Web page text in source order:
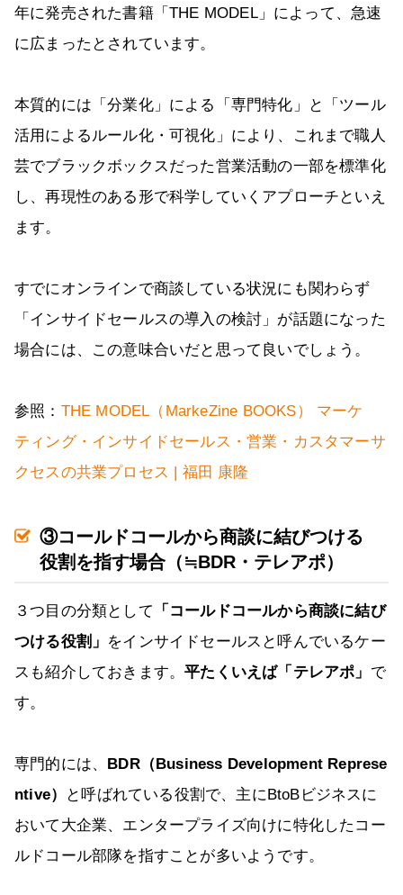
年に発売された書籍「THE MODEL」によって、急速
に広まったとされています。
本質的には「分業化」による「専門特化」と「ツール
活用によるルール化・可視化」により、これまで職人
芸でブラックボックスだった営業活動の一部を標準化
し、再現性のある形で科学していくアプローチといえ
ます。
すでにオンラインで商談している状況にも関わらず
「インサイドセールスの導入の検討」が話題になった
場合には、この意味合いだと思って良いでしょう。
参照： THE MODEL（MarkeZine BOOKS） マーケ
ティング・インサイドセールス・営業・カスタマーサ
クセスの共業プロセス | 福田 康隆
③コールドコールから商談に結びつける
役割を指す場合（≒BDR・テレアポ）
３つ目の分類として 「コールドコールから商談に結び
つける役割」 をインサイドセールスと呼んでいるケー
スも紹介しておきます。平たくいえば「テレアポ」 で
す。
専門的には、
BDR（Business Development Represe
ntive）
と呼ばれている役割で、主にBtoBビジネスに
おいて大企業、エンタープライズ向けに特化したコー
ルドコール部隊を指すことが多いようです。